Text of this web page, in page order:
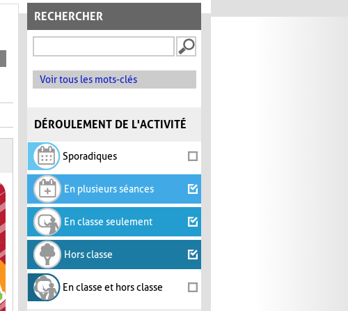
RECHERCHER
Voir tous les mots-clés
DÉROULEMENT DE L'ACTIVITÉ
Sporadiques
En plusieurs séances
En classe seulement
Hors classe
En classe et hors classe